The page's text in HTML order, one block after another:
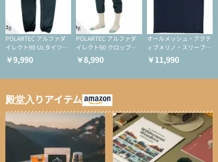
POLARTEC アルファダ
イレクト90 ULタイツ
（アクティブインサレー
ション/テント泊用パジ
￥9,990
POLARTEC アルファダ
イレクト90 クロップド
ULタイツ（アクティブ
インサレーション/テン
￥8,990
オールメッシュ・アクテ
ィブメリノ・スリーブレ
ス
￥11,990
殿堂入りアイテム